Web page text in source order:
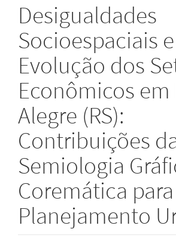
Desigualdades
Socioespaciais
Evolução dos
Econômicos em
Alegre (RS):
Contribuições
Semiologia
Coremática
Planejamento